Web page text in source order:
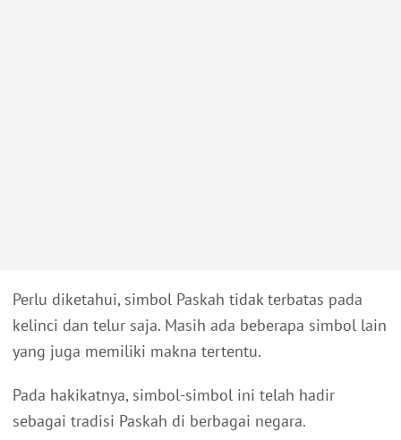
Perlu diketahui, simbol Paskah tidak terbatas pada
kelinci dan telur saja. Masih ada beberapa simbol lain
yang juga memiliki makna tertentu.
Pada hakikatnya, simbol-simbol ini telah hadir
sebagai tradisi Paskah di berbagai negara.